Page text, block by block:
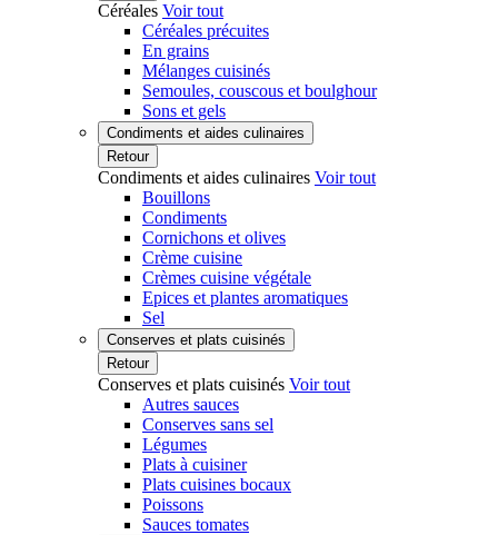
Céréales Voir tout
Céréales précuites
En grains
Mélanges cuisinés
Semoules, couscous et boulghour
Sons et gels
Condiments et aides culinaires
Retour
Condiments et aides culinaires Voir tout
Bouillons
Condiments
Cornichons et olives
Crème cuisine
Crèmes cuisine végétale
Epices et plantes aromatiques
Sel
Conserves et plats cuisinés
Retour
Conserves et plats cuisinés Voir tout
Autres sauces
Conserves sans sel
Légumes
Plats à cuisiner
Plats cuisines bocaux
Poissons
Sauces tomates